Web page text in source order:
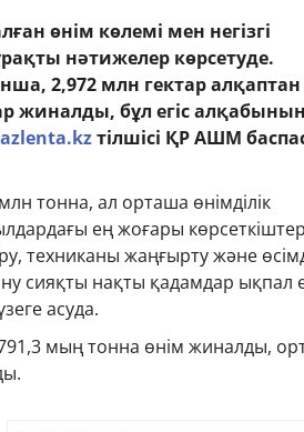
өнім көлемі мен негізгі
нәтижелер көрсетуде.
2,972 млн гектар алқаптан
жиналды, бұл егіс
тілшісі ҚР АШМ
тонна, ал орташа өнімділік
ең жоғары
техниканы жаңғырту және
сияқты нақты қадамдар ықпал
асуда.
791,3 мың тонна өнім жиналды,